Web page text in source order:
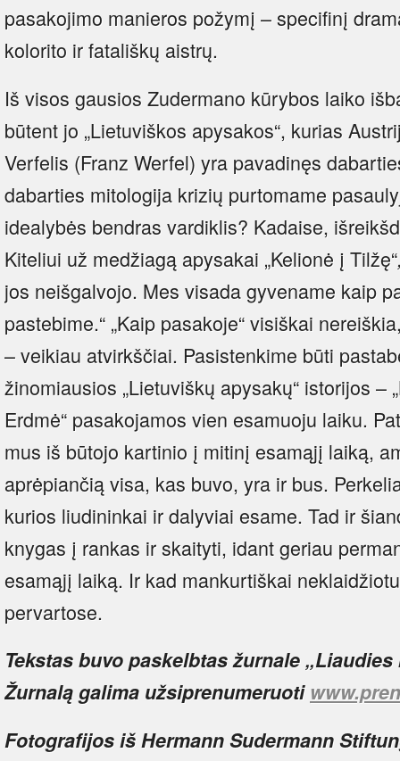
pasakojimo manieros požymį – specifinį
kolorito ir fatališkų aistrų.
Iš visos gausios Zudermano kūrybos laiko
būtent jo „Lietuviškos apysakos“, kurias
Verfelis (Franz Werfel) yra pavadinęs
dabarties mitologija krizių purtomame
idealybės bendras vardiklis? Kadaise,
Kiteliui už medžiagą apysakai „Kelionė į Tilžę“
jos neišgalvojo. Mes visada gyvename kaip
pastebime.“ „Kaip pasakoje“ visiškai
– veikiau atvirkščiai. Pasistenkime būti
žinomiausios „Lietuviškų apysakų“ istorijos –
Erdmė“ pasakojamos vien esamuoju laiku.
mus iš būtojo kartinio į mitinį esamąjį laiką,
aprėpiančią visa, kas buvo, yra ir bus.
kurios liudininkai ir dalyviai esame. Tad ir
knygas į rankas ir skaityti, idant geriau
esamąjį laiką. Ir kad mankurtiškai
pervartose.
Tekstas buvo paskelbtas žurnale „Liaudies
Žurnalą galima užsiprenumeruoti
Fotografijos iš Hermann Sudermann